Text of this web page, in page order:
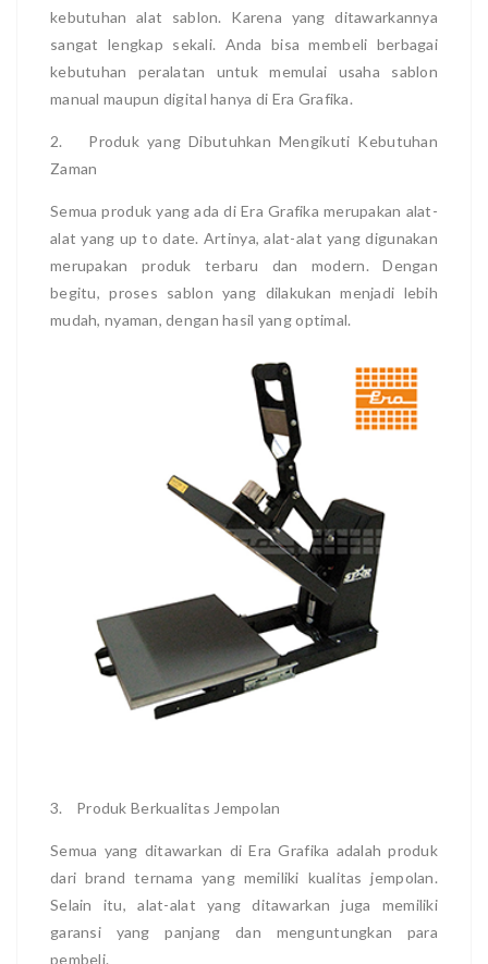
kebutuhan alat sablon. Karena yang ditawarkannya
sangat lengkap sekali. Anda bisa membeli berbagai
kebutuhan peralatan untuk memulai usaha sablon
manual maupun digital hanya di Era Grafika.
2.
Produk yang Dibutuhkan Mengikuti Kebutuhan
Zaman
Semua produk yang ada di Era Grafika merupakan alat-
alat yang up to date. Artinya, alat-alat yang digunakan
merupakan produk terbaru dan modern. Dengan
begitu, proses sablon yang dilakukan menjadi lebih
mudah, nyaman, dengan hasil yang optimal.
3. Produk Berkualitas Jempolan
Semua yang ditawarkan di Era Grafika adalah produk
dari brand ternama yang memiliki kualitas jempolan.
Selain itu, alat-alat yang ditawarkan juga memiliki
garansi yang panjang dan menguntungkan para
pembeli.